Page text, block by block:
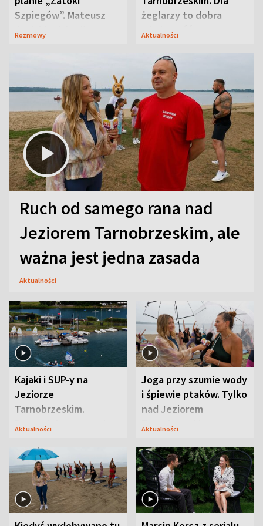
Szpiegów”. Mateusz
Janicki odsłonił
Rozmowy
żeglarzy to dobra
wiadomość
Aktualności
Ruch od samego rana nad
Jeziorem Tarnobrzeskim, ale
ważna jest jedna zasada
Aktualności
Kajaki i SUP-y na
Jeziorze
Tarnobrzeskim.
Przyrodnicy zwracają
Aktualności
Joga przy szumie wody
i śpiewie ptaków. Tylko
nad Jeziorem
Tarnobrzeskim
Aktualności